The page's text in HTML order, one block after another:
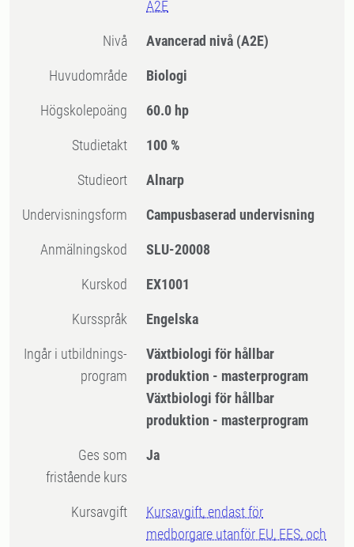
A2E
Nivå Avancerad nivå (A2E)
Huvudområde Biologi
högskolepoäng 60.0 hp
Studietakt 100 %
Studieort Alnarp
Undervisningsform Campusbaserad undervisning
Anmälningskod SLU-20008
Kurskod EX1001
Kursspråk Engelska
Ingår i utbildnings-
program
Växtbiologi för hållbar
produktion - masterprogram
Växtbiologi för hållbar
produktion - masterprogram
Ges som
fristående kurs
Ja
Kursavgift
Kursavgift, endast för
medborgare utanför EU, EES, och